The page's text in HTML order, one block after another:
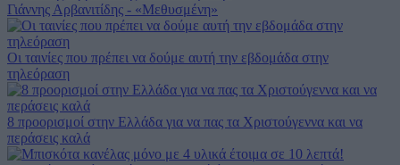
Γιάννης Αρβανιτίδης - «Μεθυσμένη»
Οι ταινίες που πρέπει να δούμε αυτή την εβδομάδα στην
τηλεόραση
8 προορισμοί στην Ελλάδα για να πας τα Χριστούγεννα και να
περάσεις καλά